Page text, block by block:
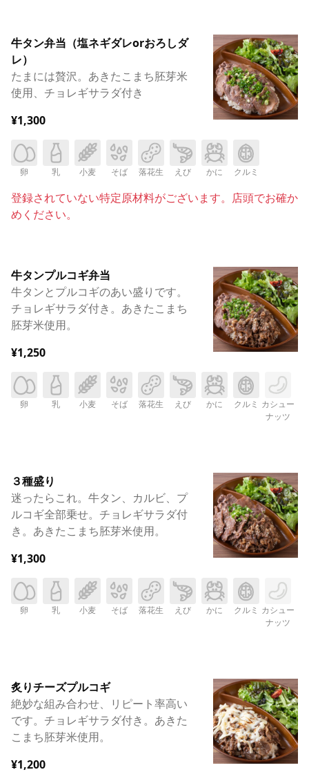
牛タン弁当（塩ネギダレorおろしダ
レ）
たまには贅沢。あきたこまち胚芽米
使用、チョレギサラダ付き
¥1,300
卵 乳 小麦 そば 落花生 えび かに クルミ
登録されていない特定原材料がございます。店頭でお確か
めください。
牛タンプルコギ弁当
牛タンとプルコギのあい盛りです。
チョレギサラダ付き。あきたこまち
胚芽米使用。
¥1,250
卵 乳 小麦 そば 落花生 えび かに クルミ カシュー
ナッツ
３種盛り
迷ったらこれ。牛タン、カルビ、プ
ルコギ全部乗せ。チョレギサラダ付
き。あきたこまち胚芽米使用。
¥1,300
卵 乳 小麦 そば 落花生 えび かに クルミ カシュー
ナッツ
炙りチーズプルコギ
絶妙な組み合わせ、リピート率高い
です。チョレギサラダ付き。あきた
こまち胚芽米使用。
¥1,200